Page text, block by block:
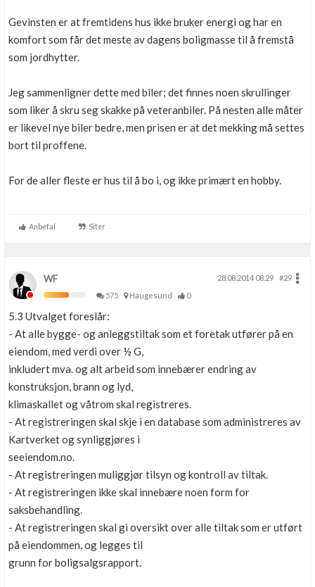
Gevinsten er at fremtidens hus ikke bruker energi og har en
komfort som får det meste av dagens boligmasse til å fremstå
som jordhytter.
Jeg sammenligner dette med biler; det finnes noen skrullinger
som liker å skru seg skakke på veteranbiler. På nesten alle måter
er likevel nye biler bedre, men prisen er at det mekking må settes
bort til proffene.
For de aller fleste er hus til å bo i, og ikke primært en hobby.
Anbefal Siter
WF 28.08.2014 08.29
#29
575
Haugesund 0
5.3 Utvalget foreslår:
- At alle bygge- og anleggstiltak som et foretak utfører på en
eiendom, med verdi over ½ G,
inkludert mva. og alt arbeid som innebærer endring av
konstruksjon, brann og lyd,
klimaskallet og våtrom skal registreres.
- At registreringen skal skje i en database som administreres av
Kartverket og synliggjøres i
seeiendom.no.
- At registreringen muliggjør tilsyn og kontroll av tiltak.
- At registreringen ikke skal innebære noen form for
saksbehandling.
- At registreringen skal gi oversikt over alle tiltak som er utført
på eiendommen, og legges til
grunn for boligsalgsrapport.